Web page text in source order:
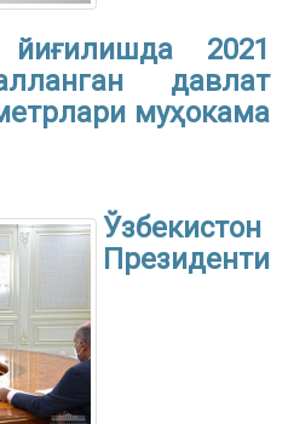
йиғилишда 2021
давлат
муҳокама
Ўзбекистон
Президенти